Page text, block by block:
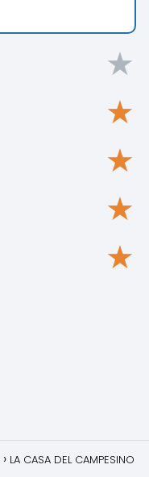
★
★
★
★
★
LA CASA DEL CAMPESINO